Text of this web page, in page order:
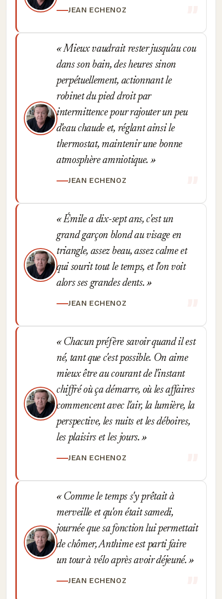
JEAN ECHENOZ
Mieux vaudrait rester jusqu'au cou
dans son bain, des heures sinon
perpétuellement, actionnant le
robinet du pied droit par
intermittence pour rajouter un peu
d'eau chaude et, réglant ainsi le
thermostat, maintenir une bonne
atmosphère amniotique.
JEAN ECHENOZ
Émile a dix-sept ans, c'est un
grand garçon blond au visage en
triangle, assez beau, assez calme et
qui sourit tout le temps, et l'on voit
alors ses grandes dents.
JEAN ECHENOZ
Chacun préfère savoir quand il est
né, tant que c'est possible. On aime
mieux être au courant de l'instant
chiffré où ça démarre, où les affaires
commencent avec l'air, la lumière, la
perspective, les nuits et les déboires,
les plaisirs et les jours.
JEAN ECHENOZ
Comme le temps s'y prêtait à
merveille et qu'on était samedi,
journée que sa fonction lui permettait
de chômer, Anthime est parti faire
un tour à vélo après avoir déjeuné.
JEAN ECHENOZ